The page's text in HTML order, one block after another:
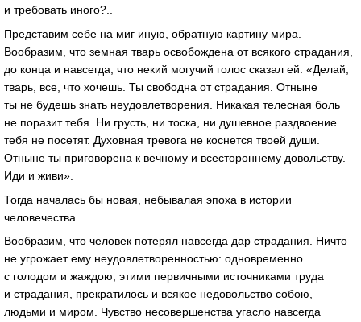
и требовать иного?..
Представим себе на миг иную, обратную картину мира.
Вообразим, что земная тварь освобождена от всякого страдания,
до конца и навсегда; что некий могучий голос сказал ей: «Делай,
тварь, все, что хочешь. Ты свободна от страдания. Отныне
ты не будешь знать неудовлетворения. Никакая телесная боль
не поразит тебя. Ни грусть, ни тоска, ни душевное раздвоение
тебя не посетят. Духовная тревога не коснется твоей души.
Отныне ты приговорена к вечному и всестороннему довольству.
Иди и живи».
Тогда началась бы новая, небывалая эпоха в истории
человечества…
Вообразим, что человек потерял навсегда дар страдания. Ничто
не угрожает ему неудовлетворенностью: одновременно
с голодом и жаждою, этими первичными источниками труда
и страдания, прекратилось и всякое недовольство собою,
людьми и миром. Чувство несовершенства угасло навсегда